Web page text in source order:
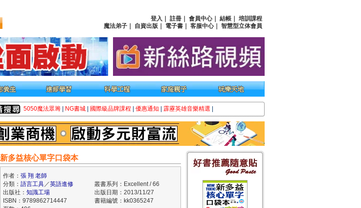
登入 註冊 會員中心｜ 結帳
培訓課程
魔法弟子
自資出版 電子書 客服中心｜ 智慧型立体會員
5050魔法眾籌 NG書城 國際級品牌課程 優惠通知 霹靂英雄音樂精選
新多益核心單字口袋本
作者： 張 翔 老師
分類： 語言工具／英語進修
叢書系列：Excellent / 66
出版社： 知識工場
出版日期：2013/11/27
ISBN：9789862714447
書籍編號：kk0365247